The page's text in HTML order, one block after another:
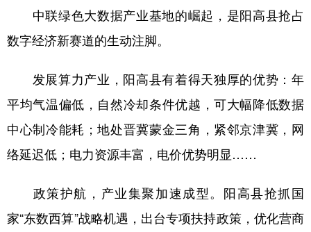
中联绿色大数据产业基地的崛起，是阳高县抢占
数字经济新赛道的生动注脚。
发展算力产业，阳高县有着得天独厚的优势：年
平均气温偏低，自然冷却条件优越，可大幅降低数据
中心制冷能耗；地处晋冀蒙金三角，紧邻京津冀，网
络延迟低；电力资源丰富，电价优势明显……
政策护航，产业集聚加速成型。阳高县抢抓国
家“东数西算”战略机遇，出台专项扶持政策，优化营商